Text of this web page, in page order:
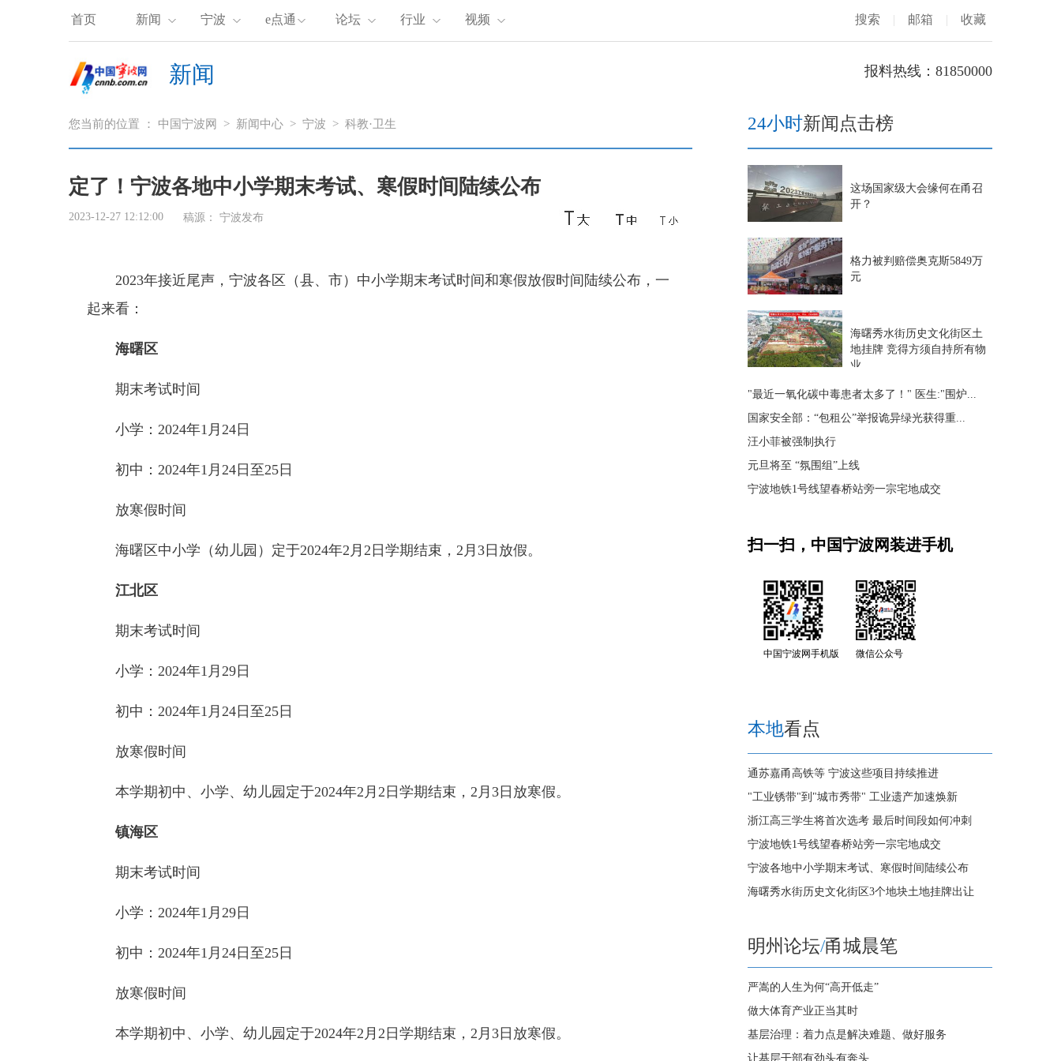
首页 新闻 宁波 e点通 论坛 行业 视频 搜索 | 邮箱 | 收藏
新闻 报料热线：81850000
您当前的位置 ： 中国宁波网 > 新闻中心 > 宁波 > 科教·卫生
定了！宁波各地中小学期末考试、寒假时间陆续公布
2023-12-27 12:12:00 稿源： 宁波发布
2023年接近尾声， 宁波各区（县、市） 中小学期末考试时间和寒假放假时间 陆续公布，一
起来看：
海曙区
期末考试时间
小学： 2024年1月24日
初中：2024年1月24日至25日
放寒假时间
海曙区中小学（幼儿园）定于2024年2月2日学期结束，2月3日放假。
江北区
期末考试时间
小学： 2024年1月29日
初中：2024年1月24日至25日
放寒假时间
本学期初中、小学、幼儿园定于2024年2月2日学期结束，2月3日放寒假。
镇海区
期末考试时间
小学： 2024年1月29日
初中：2024年1月24日至25日
放寒假时间
本学期初中、小学、幼儿园定于2024年2月2日学期结束，2月3日放寒假。
24小时新闻点击榜
这场国家级大会缘何在甬召
开？
格力被判赔偿奥克斯5849万
元
海曙秀水街历史文化街区土
地挂牌 竞得方须自持所有物
业
"最近一氧化碳中毒患者太多了！" 医生:"围炉...
国家安全部：“包租公”举报诡异绿光获得重...
汪小菲被强制执行
元旦将至 “氛围组”上线
宁波地铁1号线望春桥站旁一宗宅地成交
扫一扫，中国宁波网装进手机
中国宁波网手机版 微信公众号
本地看点
通苏嘉甬高铁等 宁波这些项目持续推进
"工业锈带"到"城市秀带" 工业遗产加速焕新
浙江高三学生将首次选考 最后时间段如何冲刺
宁波地铁1号线望春桥站旁一宗宅地成交
宁波各地中小学期末考试、寒假时间陆续公布
海曙秀水街历史文化街区3个地块土地挂牌出让
明州论坛/甬城晨笔
严嵩的人生为何“高开低走”
做大体育产业正当其时
基层治理：着力点是解决难题、做好服务
让基层干部有劲头有奔头